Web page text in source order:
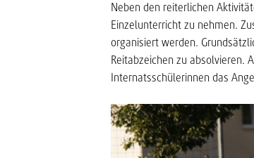
Neben den reiterlichen
Einzelunterricht zu nehmen.
organisiert werden.
Reitabzeichen zu absolvieren.
Internatsschülerinnen das